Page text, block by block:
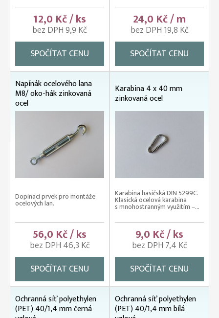
12,0 Kč / ks
bez DPH 9,9 Kč
SPOČÍTAT CENU
24,0 Kč / m
bez DPH 19,8 Kč
SPOČÍTAT CENU
Napínák ocelového lana
M8/ oko-hák zinkovaná
ocel
Dopínací prvek pro montáže
ocelových lan.
56,0 Kč / ks
bez DPH 46,3 Kč
SPOČÍTAT CENU
Karabina 4 x 40 mm
zinkovaná ocel
Karabina hasičská DIN 5299C.
Klasická ocelová karabina
s mnohostranným využitím –...
9,0 Kč / ks
bez DPH 7,4 Kč
SPOČÍTAT CENU
Ochranná síť polyethylen
(PET) 40/1,4 mm černá
Ochranná síť polyethylen
(PET) 40/1,4 mm bílá